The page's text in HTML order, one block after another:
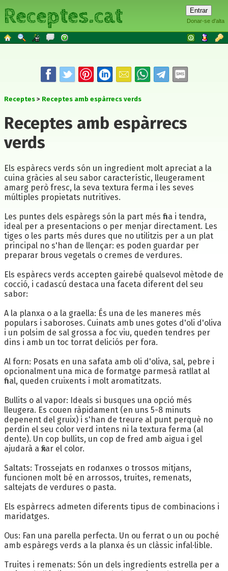
Donar-se d'alta
Receptes.cat
Receptes Receptes amb espàrrecs verds
Receptes amb espàrrecs
verds
Els espàrecs verds són un ingredient molt apreciat a la
cuina gràcies al seu sabor característic, lleugerament
amarg però fresc, la seva textura ferma i les seves
múltiples propietats nutritives.
Les puntes dels espàregs són la part més fina i tendra,
ideal per a presentacions o per menjar directament. Les
tiges o les parts més dures que no utilitzis per a un plat
principal no s'han de llençar: es poden guardar per
preparar brous vegetals o cremes de verdures.
Els espàrecs verds accepten gairebé qualsevol mètode de
cocció, i cadascú destaca una faceta diferent del seu
sabor:
A la planxa o a la graella: És una de les maneres més
populars i saboroses. Cuinats amb unes gotes d'oli d'oliva
i un polsim de sal grossa a foc viu, queden tendres per
dins i amb un toc torrat deliciós per fora.
Al forn: Posats en una safata amb oli d'oliva, sal, pebre i
opcionalment una mica de formatge parmesà ratllat al
final, queden cruixents i molt aromatitzats.
Bullits o al vapor: Ideals si busques una opció més
lleugera. Es couen ràpidament (en uns 5-8 minuts
depenent del gruix) i s'han de treure al punt perquè no
perdin el seu color verd intens ni la textura ferma (al
dente). Un cop bullits, un cop de fred amb aigua i gel
ajudarà a fixar el color.
Saltats: Trossejats en rodanxes o trossos mitjans,
funcionen molt bé en arrossos, truites, remenats,
saltejats de verdures o pasta.
Els espàrrecs admeten diferents tipus de combinacions i
maridatges.
Ous: Fan una parella perfecta. Un ou ferrat o un ou poché
amb espàregs verds a la planxa és un clàssic infal·lible.
Truites i remenats: Són un dels ingredients estrella per a